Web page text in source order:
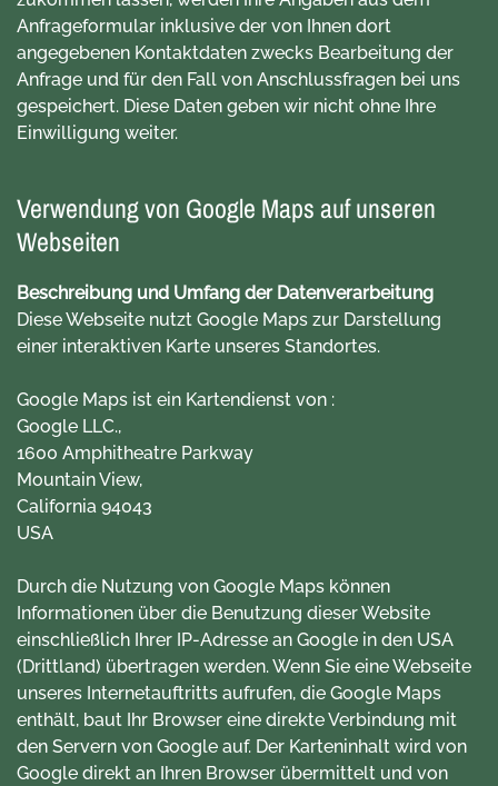
Anfrageformular inklusive der von Ihnen dort
angegebenen Kontaktdaten zwecks Bearbeitung der
Anfrage und für den Fall von Anschlussfragen bei uns
gespeichert. Diese Daten geben wir nicht ohne Ihre
Einwilligung weiter.
Verwendung von Google Maps auf unseren
Webseiten
Beschreibung und Umfang der Datenverarbeitung
Diese Webseite nutzt Google Maps zur Darstellung
einer interaktiven Karte unseres Standortes.
Google Maps ist ein Kartendienst von :
Google LLC.,
1600 Amphitheatre Parkway
Mountain View,
California 94043
USA
Durch die Nutzung von Google Maps können
Informationen über die Benutzung dieser Website
einschließlich Ihrer IP-Adresse an Google in den USA
(Drittland) übertragen werden. Wenn Sie eine Webseite
unseres Internetauftritts aufrufen, die Google Maps
enthält, baut Ihr Browser eine direkte Verbindung mit
den Servern von Google auf. Der Karteninhalt wird von
Google direkt an Ihren Browser übermittelt und von